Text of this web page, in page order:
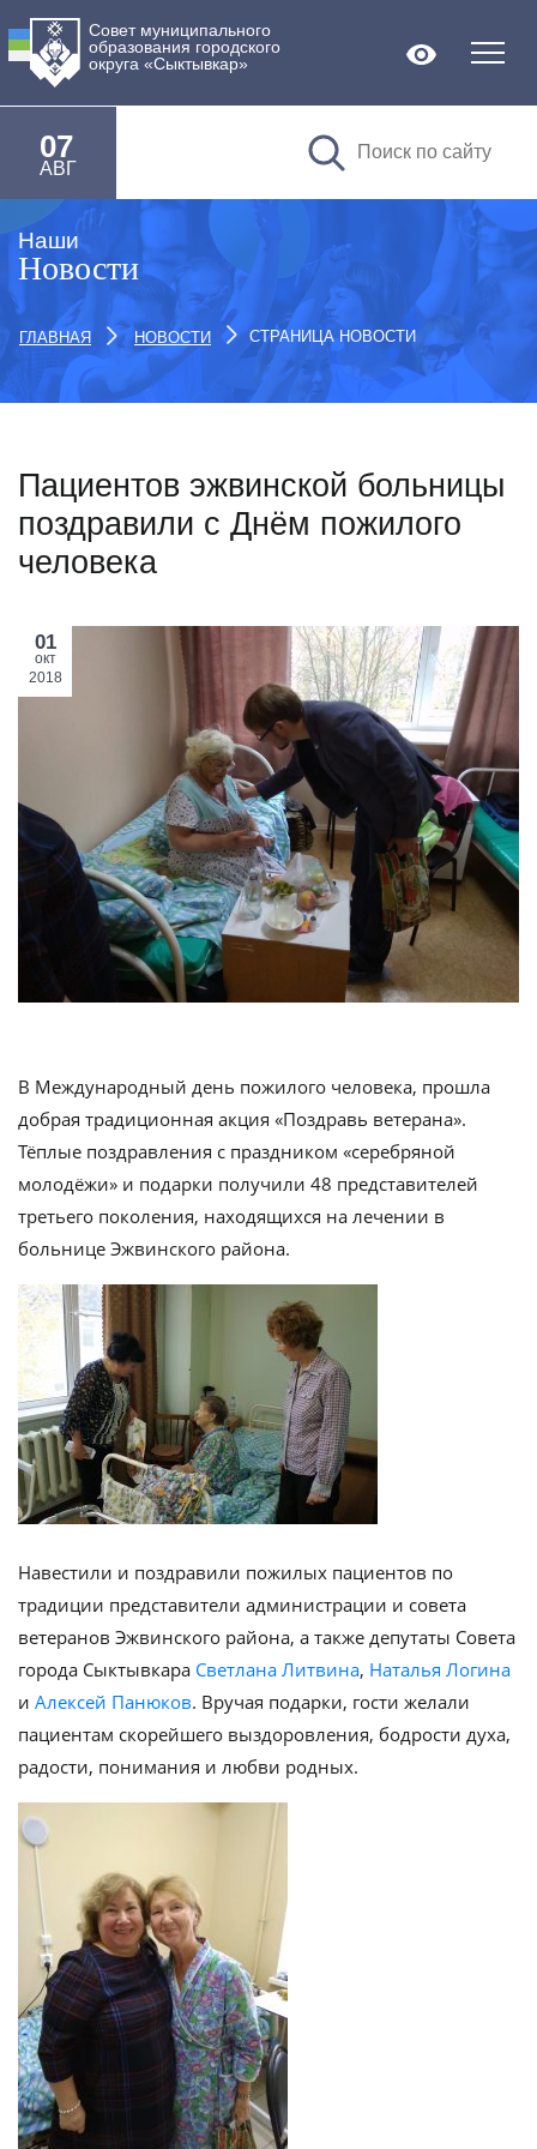
Совет муниципального
образования городского
округа «Сыктывкар»
07
АВГ
Версия
Наши
Новости
ГЛАВНАЯ НОВОСТИ СТРАНИЦА НОВОСТИ
Пациентов эжвинской больницы
поздравили с Днём пожилого
человека
01
окт
2018
В Международный день пожилого человека, прошла
добрая традиционная акция «Поздравь ветерана».
Тёплые поздравления с праздником «серебряной
молодёжи» и подарки получили 48 представителей
третьего поколения, находящихся на лечении в
больнице Эжвинского района.
Навестили и поздравили пожилых пациентов по
традиции представители администрации и совета
ветеранов Эжвинского района, а также депутаты Совета
города Сыктывкара Светлана Литвина, Наталья Логина
и Алексей Панюков. Вручая подарки, гости желали
пациентам скорейшего выздоровления, бодрости духа,
радости, понимания и любви родных.